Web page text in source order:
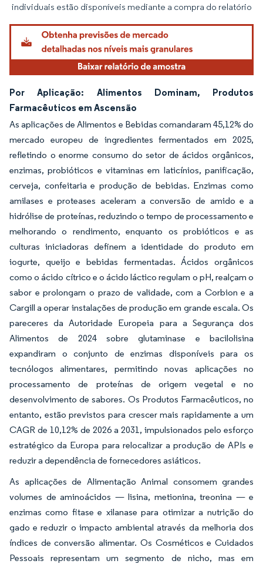
individuais estão disponíveis mediante a compra do relatório
Por Aplicação: Alimentos Dominam, Produtos
Farmacêuticos em Ascensão
As aplicações de Alimentos e Bebidas comandaram 45,12% do
mercado europeu de ingredientes fermentados em 2025,
refletindo o enorme consumo do setor de ácidos orgânicos,
enzimas, probióticos e vitaminas em laticínios, panificação,
cerveja, confeitaria e produção de bebidas. Enzimas como
amilases e proteases aceleram a conversão de amido e a
hidrólise de proteínas, reduzindo o tempo de processamento e
melhorando o rendimento, enquanto os probióticos e as
culturas iniciadoras definem a identidade do produto em
iogurte, queijo e bebidas fermentadas. Ácidos orgânicos
como o ácido cítrico e o ácido láctico regulam o pH, realçam o
sabor e prolongam o prazo de validade, com a Corbion e a
Cargill a operar instalações de produção em grande escala. Os
pareceres da Autoridade Europeia para a Segurança dos
Alimentos de 2024 sobre glutaminase e bacilolisina
expandiram o conjunto de enzimas disponíveis para os
tecnólogos alimentares, permitindo novas aplicações no
processamento de proteínas de origem vegetal e no
desenvolvimento de sabores. Os Produtos Farmacêuticos, no
entanto, estão previstos para crescer mais rapidamente a um
CAGR de 10,12% de 2026 a 2031, impulsionados pelo esforço
estratégico da Europa para relocalizar a produção de APIs e
reduzir a dependência de fornecedores asiáticos.
As aplicações de Alimentação Animal consomem grandes
volumes de aminoácidos — lisina, metionina, treonina — e
enzimas como fitase e xilanase para otimizar a nutrição do
gado e reduzir o impacto ambiental através da melhoria dos
índices de conversão alimentar. Os Cosméticos e Cuidados
Pessoais representam um segmento de nicho, mas em